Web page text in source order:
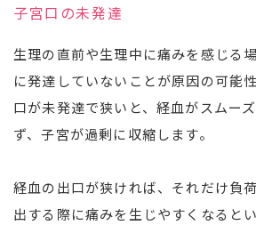
子宮口の未発達
生理の直前や生理中に痛みを感じる
に発達していないことが原因の可能
口が未発達で狭いと、経血がスムー
ず、子宮が過剰に収縮します。
経血の出口が狭ければ、それだけ負
出する際に痛みを生じやすくなるとい